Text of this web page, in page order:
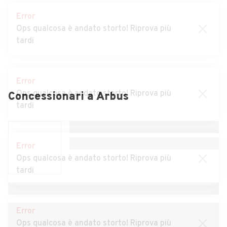
Auto usate Setzu
Auto usate Tuili
Auto usate Villamar
Auto usate Villanovafranca
Error
Ops qualcosa è andato storto! Riprova più
tardi
Error
Ops qualcosa è andato storto! Riprova più
tardi
Error
Ops qualcosa è andato storto! Riprova più
tardi
Error
Ops qualcosa è andato storto! Riprova più